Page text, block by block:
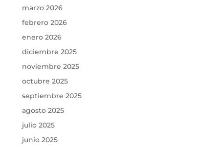
marzo 2026
febrero 2026
enero 2026
diciembre 2025
noviembre 2025
octubre 2025
septiembre 2025
agosto 2025
julio 2025
junio 2025